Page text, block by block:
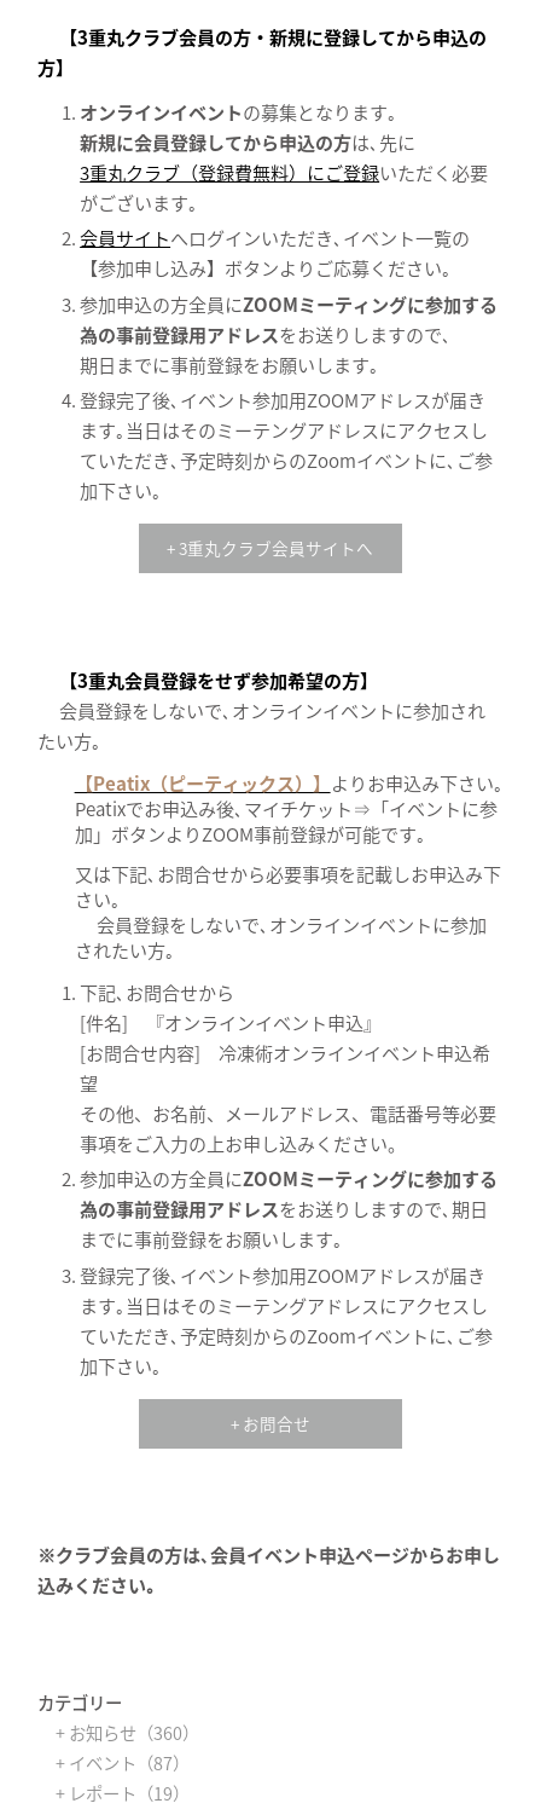
【3重丸クラブ会員の方・新規に登録してから申込の
方】
オンラインイベントの募集となります｡
新規に会員登録してから申込の方は､先に
3重丸クラブ（登録費無料）にご登録いただく必要
がございます｡
会員サイトへログインいただき､イベント一覧の
【参加申し込み】ボタンよりご応募ください｡
参加申込の方全員にZOOMミーティングに参加する
為の事前登録用アドレスをお送りしますので､
期日までに事前登録をお願いします｡
登録完了後､イベント参加用ZOOMアドレスが届き
ます｡当日はそのミーテングアドレスにアクセスし
ていただき､予定時刻からのZoomイベントに､ご参
加下さい｡
+ 3重丸クラブ会員サイトへ
【3重丸会員登録をせず参加希望の方】
会員登録をしないで､オンラインイベントに参加され
たい方｡
【Peatix（ピーティックス）】 よりお申込み下さい｡
Peatixでお申込み後､マイチケット⇒「イベントに参
加」ボタンよりZOOM事前登録が可能です｡
又は下記､お問合せから必要事項を記載しお申込み下
さい｡
会員登録をしないで､オンラインイベントに参加
されたい方｡
下記､お問合せから
[件名] 『オンラインイベント申込』
[お問合せ内容] 冷凍術オンラインイベント申込希
望
その他、お名前、メールアドレス、電話番号等必要
事項をご入力の上お申し込みください。
参加申込の方全員にZOOMミーティングに参加する
為の事前登録用アドレスをお送りしますので､期日
までに事前登録をお願いします｡
登録完了後､イベント参加用ZOOMアドレスが届き
ます｡当日はそのミーテングアドレスにアクセスし
ていただき､予定時刻からのZoomイベントに､ご参
加下さい｡
+ お問合せ
※クラブ会員の方は､会員イベント申込ページからお申し
込みください｡
カテゴリー
+ お知らせ（360）
+ イベント（87）
+ レポート（19）